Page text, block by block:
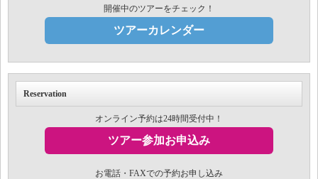
開催中のツアーをチェック！
ツアーカレンダー
Reservation
オンライン予約は24時間受付中！
ツアー参加お申込み
お電話・FAXでの予約お申し込み